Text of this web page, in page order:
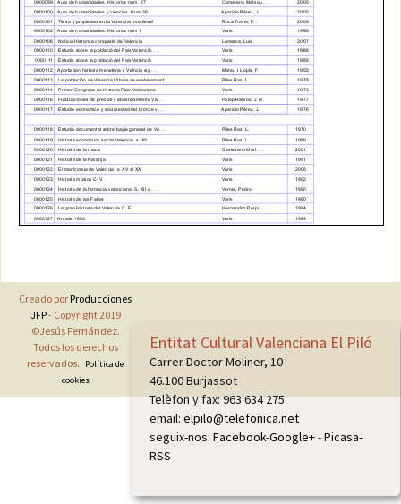
Entitat Cultural Valenciana El Piló
Carrer Doctor Moliner, 10
46.100 Burjassot
Telèfon y fax: 963 634 275
email: elpilo@telefonica.net
seguix-nos: Facebook-Google+-Picasa-
RSS
Creado por Producciones
JFP- Copyright 2019
©Jesús Fernández.
Todos los derechos
reservados.
Política de
cookies